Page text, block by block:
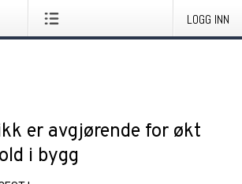
LOGG INN
er avgjørende for økt
i bygg